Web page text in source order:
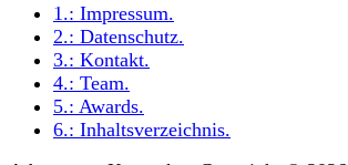
1.: Impressum.
2.: Datenschutz.
3.: Kontakt.
4.: Team.
5.: Awards.
6.: Inhaltsverzeichnis.